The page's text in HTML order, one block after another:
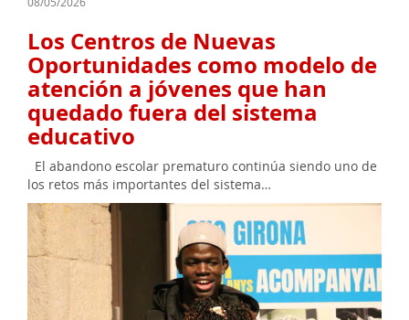
Los Centros de Nuevas
Oportunidades como modelo de
atención a jóvenes que han
quedado fuera del sistema
educativo
El abandono escolar prematuro continúa siendo uno de
los retos más importantes del sistema…